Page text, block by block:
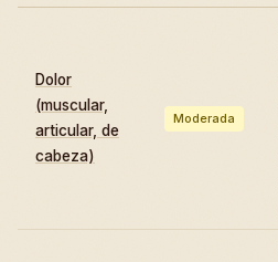
Dolor
(muscular,
articular, de
cabeza)
Moderada